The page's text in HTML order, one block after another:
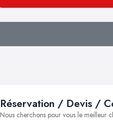
Réservation / Devis /
Nous cherchons pour vous le meilleur